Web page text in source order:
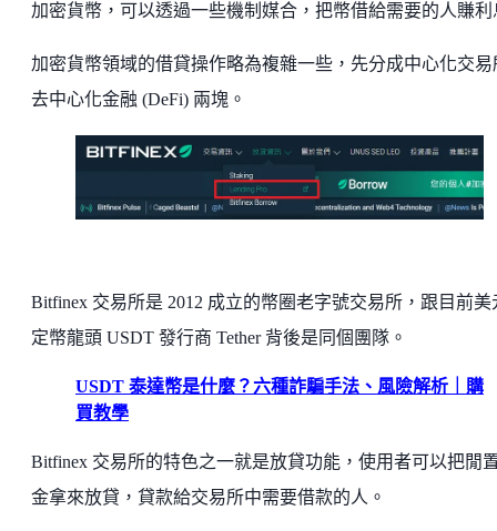
加密貨幣，可以透過一些機制媒合，把幣借給需要的人賺利
加密貨幣領域的借貸操作略為複雜一些，先分成中心化交易
去中心化金融 (DeFi) 兩塊。
Bitfinex 交易所是 2012 成立的幣圈老字號交易所，跟目前美
定幣龍頭 USDT 發行商 Tether 背後是同個團隊。
USDT 泰達幣是什麼？六種詐騙手法、風險解析｜購
買教學
Bitfinex 交易所的特色之一就是放貸功能，使用者可以把閒
金拿來放貸，貸款給交易所中需要借款的人。